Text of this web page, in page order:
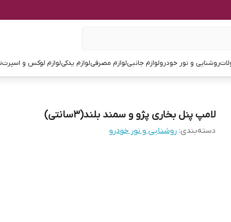
روشنایی و نور خودرولوازم جانبیلوازم مصرفیلوازم یدکیلوازم لوکس و اسپرت
لامپ پنل بخاری پژو و سمند بلند(۳سانتی)
دسته‌بندی: روشنایی و نور خودرو